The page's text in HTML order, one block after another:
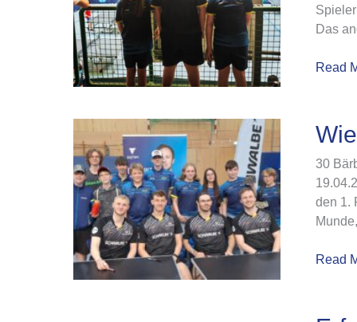
Das
Read
30
den 1.
Wieder
ein
für
die
Jugend
Read